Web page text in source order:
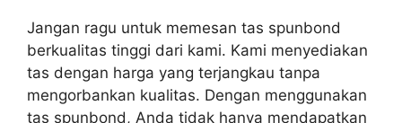
Jangan ragu untuk memesan tas spunbond
berkualitas tinggi dari kami. Kami menyediakan
tas dengan harga yang terjangkau tanpa
mengorbankan kualitas. Dengan menggunakan
tas spunbond, Anda tidak hanya mendapatkan